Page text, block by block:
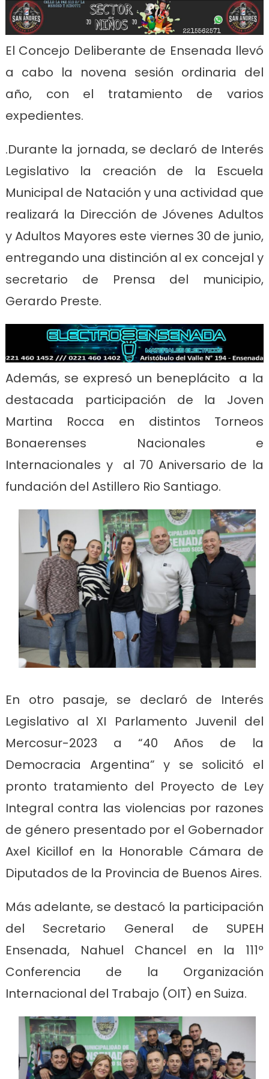
El Concejo Deliberante de Ensenada llevó
a cabo la novena sesión ordinaria del
año, con el tratamiento de varios
expedientes.
.Durante la jornada, se declaró de Interés
Legislativo la creación de la Escuela
Municipal de Natación y una actividad que
realizará la Dirección de Jóvenes Adultos
y Adultos Mayores este viernes 30 de junio,
entregando una distinción al ex concejal y
secretario de Prensa del municipio,
Gerardo Preste.
Además, se expresó un beneplácito a la
destacada participación de la Joven
Martina Rocca en distintos Torneos
Bonaerenses Nacionales e
Internacionales y al 70 Aniversario de la
fundación del Astillero Rio Santiago.
En otro pasaje, se declaró de Interés
Legislativo al XI Parlamento Juvenil del
Mercosur-2023 a “40 Años de la
Democracia Argentina” y se solicitó el
pronto tratamiento del Proyecto de Ley
Integral contra las violencias por razones
de género presentado por el Gobernador
Axel Kicillof en la Honorable Cámara de
Diputados de la Provincia de Buenos Aires.
Más adelante, se destacó la participación
del Secretario General de SUPEH
Ensenada, Nahuel Chancel en la 111º
Conferencia de la Organización
Internacional del Trabajo (OIT) en Suiza.